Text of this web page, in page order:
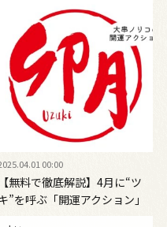
00:00
【無料で徹底解説】4月に“ツ
”を呼ぶ「開運アクション」